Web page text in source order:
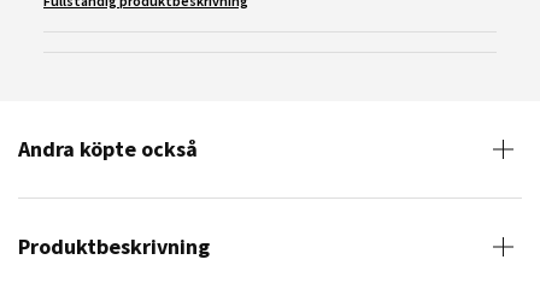
Andra köpte också
Produktbeskrivning